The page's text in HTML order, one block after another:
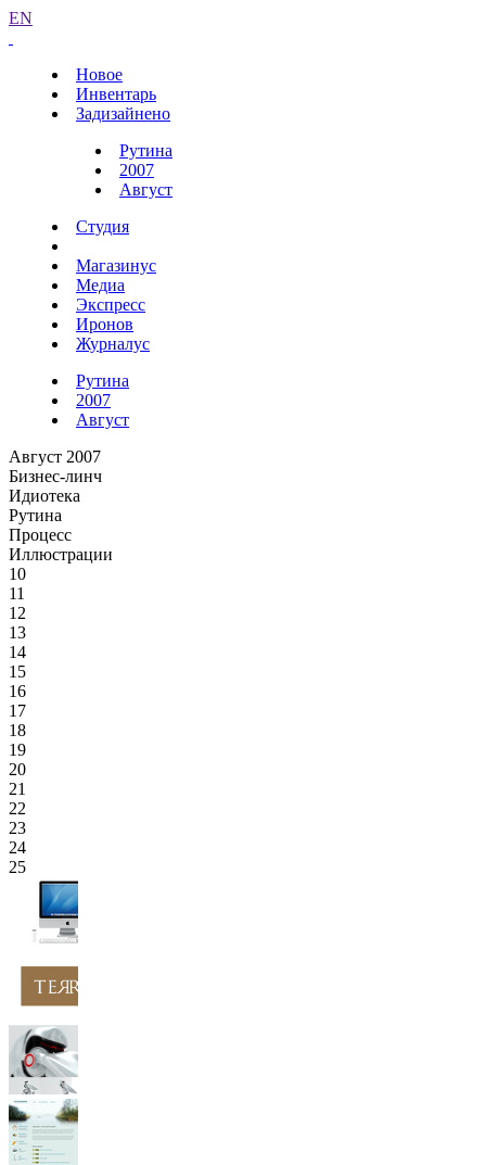
EN
Новое
Инвентарь
Задизайнено
Рутина
2007
Август
Студия
Магазинус
Медиа
Экспресс
Иронов
Журналус
Рутина
2007
Август
Август 2007
Бизнес-линч
Идиотека
Рутина
Процесс
Иллюстрации
10
11
12
13
14
15
16
17
18
19
20
21
22
23
24
25